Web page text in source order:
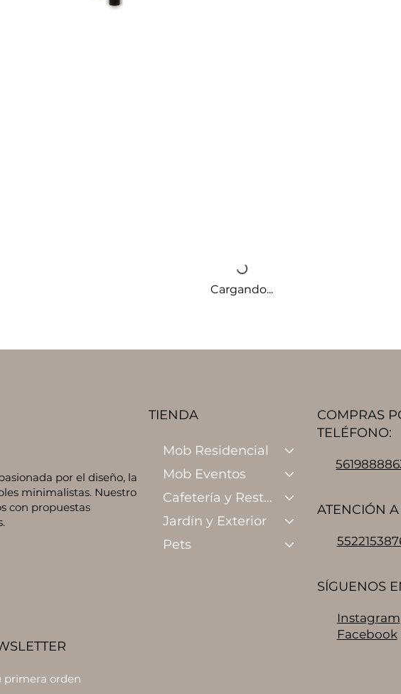
Cargando...
por el diseño, la
minimalistas. Nuestro
con propuestas
primera orden
TIENDA
Mob Residencial
Mob Eventos
Cafetería y Restaurante
Jardín y Exterior
Pets
COMPRAS
TELÉFONO:
ATENCIÓN
SÍGUENOS
Instagram
Facebook